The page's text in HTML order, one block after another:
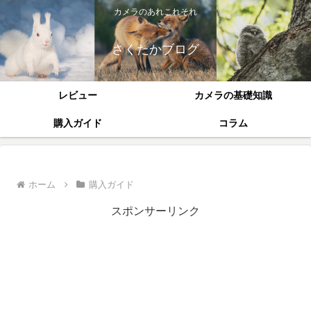
カメラのあれこれそれ
さくたかブログ
レビュー カメラの基礎知識
購入ガイド コラム
ホーム 購入ガイド
スポンサーリンク